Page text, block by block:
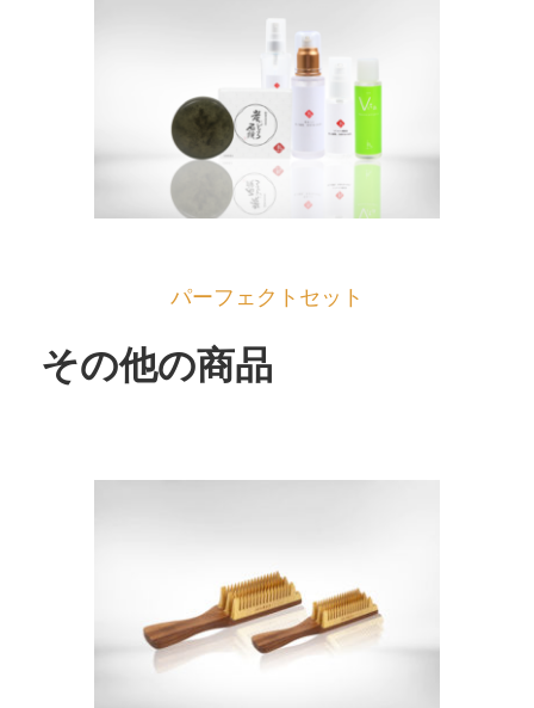
パーフェクトセット
その他の商品